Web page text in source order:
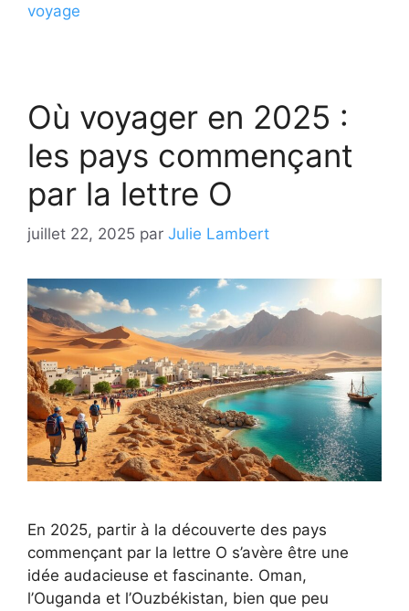
voyage
Où voyager en 2025 :
les pays commençant
par la lettre O
juillet 22, 2025 par Julie Lambert
En 2025, partir à la découverte des pays
commençant par la lettre O s’avère être une
idée audacieuse et fascinante. Oman,
l’Ouganda et l’Ouzbékistan, bien que peu